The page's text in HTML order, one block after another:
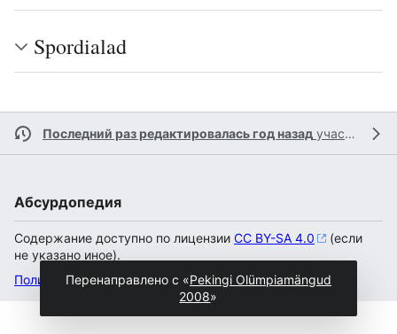
Spordialad
Последний раз редактировалась год назад участником
Абсурдопедия
Содержание доступно по лицензии CC BY-SA 4.0
(если
не указано иное).
Политика конфиденциальности
Настольная версия
Перенаправлено с «Pekingi Olümpiamängud
2008»